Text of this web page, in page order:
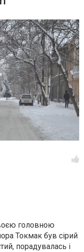
головною
Токмак був сірий
порадувалась і